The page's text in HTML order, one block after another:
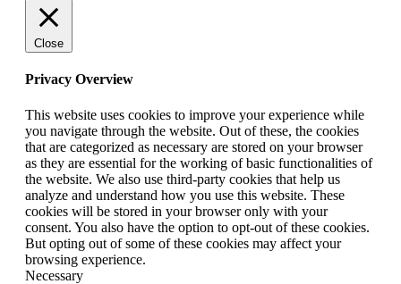
Close
Privacy Overview
This website uses cookies to improve your experience while
you navigate through the website. Out of these, the cookies
that are categorized as necessary are stored on your browser
as they are essential for the working of basic functionalities of
the website. We also use third-party cookies that help us
analyze and understand how you use this website. These
cookies will be stored in your browser only with your
consent. You also have the option to opt-out of these cookies.
But opting out of some of these cookies may affect your
browsing experience.
Necessary